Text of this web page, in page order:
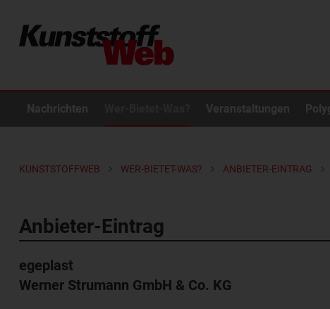
Nachrichten Veranstaltungen
KUNSTSTOFFWEB WER-BIETET-WAS? ANBIETER-EINTRAG
Anbieter-Eintrag
egeplast
Werner Strumann GmbH & Co. KG